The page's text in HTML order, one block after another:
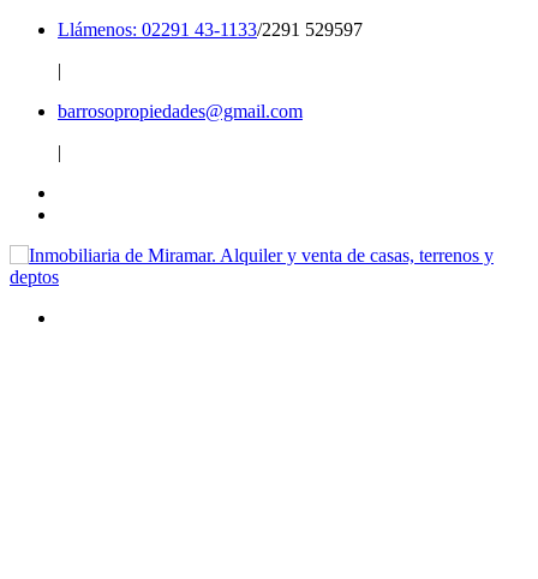
Llámenos: 02291 43-1133/2291 529597
|
barrosopropiedades@gmail.com
|